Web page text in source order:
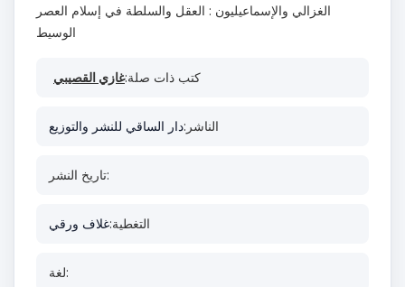
الغزالي والإسماعيليون : العقل والسلطة في إسلام العصر
الوسيط
كتب ذات صلة:غازي القصيبي
الناشر:دار الساقي للنشر والتوزيع
تاريخ النشر:
التغطية:غلاف ورقي
لغة: